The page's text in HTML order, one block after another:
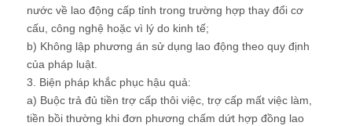
nước về lao động cấp tỉnh trong trường hợp thay đổi cơ
cấu, công nghệ hoặc vì lý do kinh tế;
b) Không lập phương án sử dụng lao động theo quy định
của pháp luật.
3. Biện pháp khắc phục hậu quả:
a) Buộc trả đủ tiền trợ cấp thôi việc, trợ cấp mất việc làm,
tiền bồi thường khi đơn phương chấm dứt hợp đồng lao